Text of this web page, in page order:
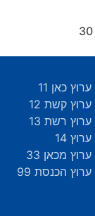
ערוץ כאן 11
ערוץ קשת 12
ערוץ רשת 13
ערוץ 14
ערוץ מכאן 33
ערוץ הכנסת 99